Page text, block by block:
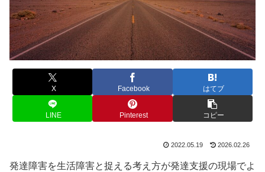
X Facebook はてブ
LINE Pinterest コピー
2022.05.19 2026.02.26
発達障害を生活障害と捉える考え方が発達支援の現場でよ